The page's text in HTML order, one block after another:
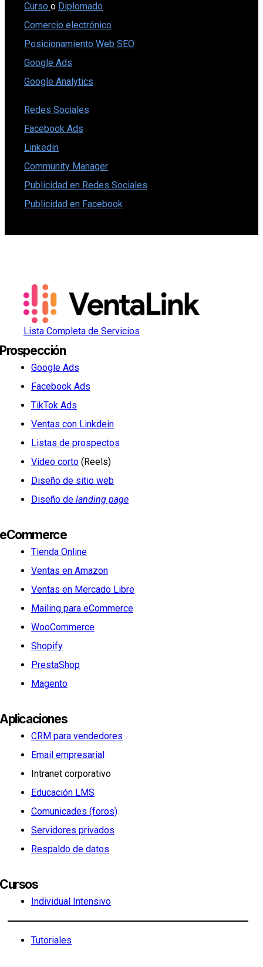
Curso o Diplomado
Comercio electrónico
Posicionamiento Web SEO
Google Ads
Google Analytics
Redes Sociales
Facebook Ads
Linkedin
Community Manager
Publicidad en Redes Sociales
Publicidad en Facebook
Lista Completa de Servicios
Prospección
Google Ads
Facebook Ads
TikTok Ads
Ventas con Linkdein
Listas de prospectos
Video corto (Reels)
Diseño de sitio web
Diseño de landing page
eCommerce
Tienda Online
Ventas en Amazon
Ventas en Mercado Libre
Mailing para eCommerce
WooCommerce
Shopify
PrestaShop
Magento
Aplicaciones
CRM para vendedores
Email empresarial
Intranet corporativo
Educación LMS
Comunicades (foros)
Servidores privados
Respaldo de datos
Cursos
Individual Intensivo
Tutoriales